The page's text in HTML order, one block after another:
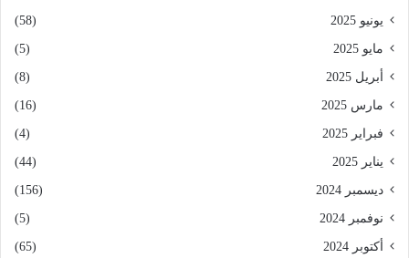
يونيو 2025 (58)
مايو 2025 (5)
أبريل 2025 (8)
مارس 2025 (16)
فبراير 2025 (4)
يناير 2025 (44)
ديسمبر 2024 (156)
نوفمبر 2024 (5)
أكتوبر 2024 (65)